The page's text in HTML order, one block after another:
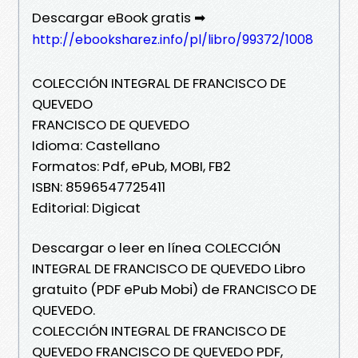
Descargar eBook gratis ➡
http://ebooksharez.info/pl/libro/99372/1008
COLECCIÓN INTEGRAL DE FRANCISCO DE
QUEVEDO
FRANCISCO DE QUEVEDO
Idioma: Castellano
Formatos: Pdf, ePub, MOBI, FB2
ISBN: 8596547725411
Editorial: Digicat
Descargar o leer en línea COLECCIÓN
INTEGRAL DE FRANCISCO DE QUEVEDO Libro
gratuito (PDF ePub Mobi) de FRANCISCO DE
QUEVEDO.
COLECCIÓN INTEGRAL DE FRANCISCO DE
QUEVEDO FRANCISCO DE QUEVEDO PDF,